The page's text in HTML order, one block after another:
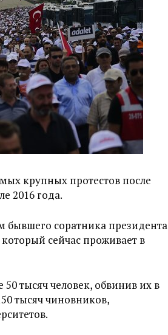
крупных протестов после
2016 года.
бывшего соратника президента
сейчас проживает в
50 тысяч человек, обвинив их в
тысяч чиновников,